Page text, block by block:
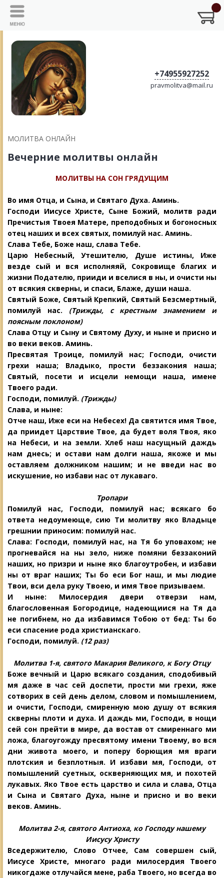
+74955927252
pravmolitva@mail.ru
МОЛИТВА ОНЛАЙН
Вечерние молитвы онлайн
МОЛИТВЫ НА СОН ГРЯДУЩИМ
Во имя Отца, и Сына, и Святаго Духа. Аминь.
Господи Иисусе Христе, Сыне Божий, молитв ради
Пречистыя Твоея Матере, преподобных и богоносных
отец наших и всех святых, помилуй нас. Аминь.
Слава Тебе, Боже наш, слава Тебе.
Царю Небесный, Утешителю, Душе истины, Иже
везде сый и вся исполняяй, Сокровище благих и
жизни Подателю, прииди и вселися в ны, и очисти ны
от всякия скверны, и спаси, Блаже, души наша.
Святый Боже, Святый Крепкий, Святый Безсмертный,
помилуй нас. (Трижды, с крестным знамением и
поясным поклоном)
Слава Отцу и Сыну и Святому Духу, и ныне и присно и
во веки веков. Аминь.
Пресвятая Троице, помилуй нас; Господи, очисти
грехи наша; Владыко, прости беззакония наша;
Святый, посети и исцели немощи наша, имене
Твоего ради.
Господи, помилуй. (Трижды)
Слава, и ныне:
Отче наш, Иже еси на Небесех! Да святится имя Твое,
да приидет Царствие Твое, да будет воля Твоя, яко
на Небеси, и на земли. Хлеб наш насущный даждь
нам днесь; и остави нам долги наша, якоже и мы
оставляем должником нашим; и не введи нас во
искушение, но избави нас от лукаваго.
Тропари
Помилуй нас, Господи, помилуй нас; всякаго бо
ответа недоумеюще, сию Ти молитву яко Владыце
грешнии приносим: помилуй нас.
Слава: Господи, помилуй нас, на Тя бо уповахом; не
прогневайся на ны зело, ниже помяни беззаконий
наших, но призри и ныне яко благоутробен, и избави
ны от враг наших; Ты бо еси Бог наш, и мы людие
Твои, вси дела руку Твоею, и имя Твое призываем.
И ныне: Милосердия двери отверзи нам,
благословенная Богородице, надеющиися на Тя да
не погибнем, но да избавимся Тобою от бед: Ты бо
еси спасение рода христианскаго.
Господи, помилуй. (12 раз)
Молитва 1-я, святого Макария Великого, к Богу Отцу
Боже вечный и Царю всякаго создания, сподобивый
мя даже в час сей доспети, прости ми грехи, яже
сотворих в сей день делом, словом и помышлением,
и очисти, Господи, смиренную мою душу от всякия
скверны плоти и духа. И даждь ми, Господи, в нощи
сей сон прейти в мире, да востав от смиреннаго ми
ложа, благоугожду пресвятому имени Твоему, во вся
дни живота моего, и поперу борющия мя враги
плотския и безплотныя. И избави мя, Господи, от
помышлений суетных, оскверняющих мя, и похотей
лукавых. Яко Твое есть царство и сила и слава, Отца
и Сына и Святаго Духа, ныне и присно и во веки
веков. Аминь.
Молитва 2-я, святого Антиоха, ко Господу нашему
Иисусу Христу
Вседержителю, Слово Отчее, Сам совершен сый,
Иисусе Христе, многаго ради милосердия Твоего
никогдаже отлучайся мене, раба Твоего, но всегда во